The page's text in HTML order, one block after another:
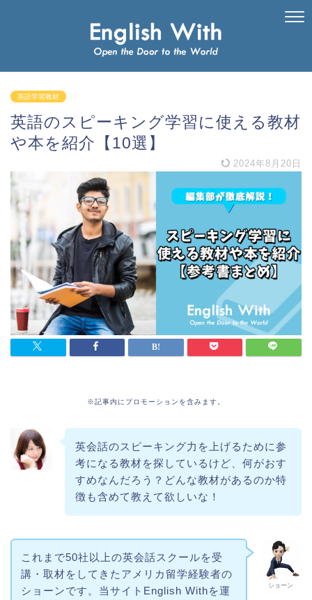
英語学習教材
英語のスピーキング学習に使える教材
や本を紹介【10選】
2024年8月20日
※記事内にプロモーションを含みます。
英会話のスピーキング力を上げるために参
考になる教材を探しているけど、何がおす
すめなんだろう？どんな教材があるのか特
徴も含めて教えて欲しいな！
ショーン
これまで50社以上の英会話スクールを受
講・取材をしてきたアメリカ留学経験者の
ショーンです。当サイトEnglish Withを運